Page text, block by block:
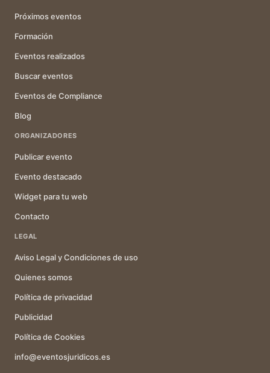
Próximos eventos
Formación
Eventos realizados
Buscar eventos
Eventos de Compliance
Blog
ORGANIZADORES
Publicar evento
Evento destacado
Widget para tu web
Contacto
LEGAL
Aviso Legal y Condiciones de uso
Quienes somos
Política de privacidad
Publicidad
Política de Cookies
info@eventosjuridicos.es